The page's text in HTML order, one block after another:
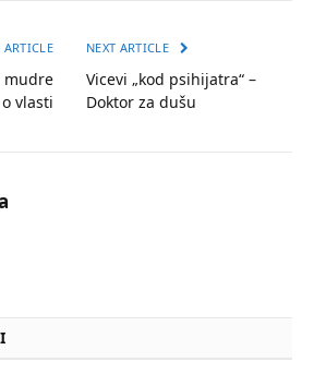
ARTICLE
mudre
vlasti
NEXT ARTICLE
Vicevi „kod psihijatra“ –
Doktor za dušu